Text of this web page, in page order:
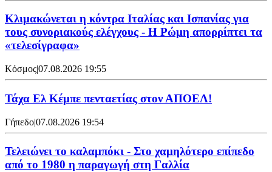
Κλιμακώνεται η κόντρα Ιταλίας και Ισπανίας για
τους συνοριακούς ελέγχους - Η Ρώμη απορρίπτει τα
«τελεσίγραφα»
Κόσμος|07.08.2026 19:55
Τάχα Ελ Κέμπε πενταετίας στον ΑΠΟΕΛ!
Γήπεδο|07.08.2026 19:54
Τελειώνει το καλαμπόκι - Στο χαμηλότερο επίπεδο
από το 1980 η παραγωγή στη Γαλλία